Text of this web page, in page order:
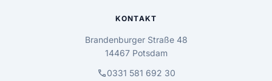
KONTAKT
Brandenburger Straße 48
14467 Potsdam
call0331 581 692 30